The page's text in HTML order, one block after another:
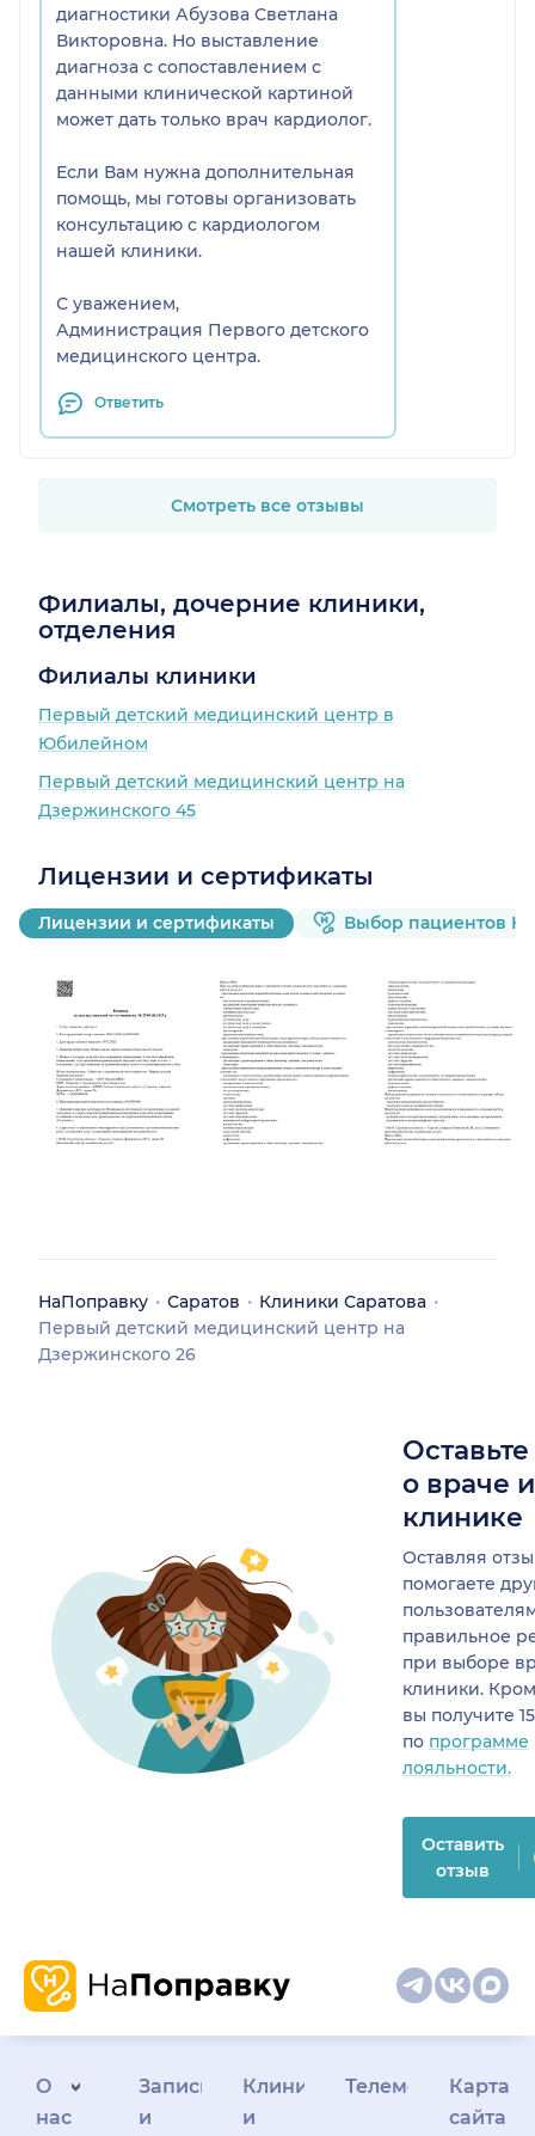
диагностики Абузова Светлана
Викторовна. Но выставление
диагноза с сопоставлением с
данными клинической картиной
может дать только врач кардиолог.
Если Вам нужна дополнительная
помощь, мы готовы организовать
консультацию с кардиологом
нашей клиники.
С уважением,
Администрация Первого детского
медицинского центра.
Ответить
Смотреть все отзывы
Филиалы, дочерние клиники,
отделения
Филиалы клиники
Первый детский медицинский центр в
Юбилейном
Первый детский медицинский центр на
Дзержинского 45
Лицензии и сертификаты
Лицензии и сертификаты Выбор пациентов
НаПоправку Саратов
Клиники Саратова
Первый детский медицинский центр на
Дзержинского 26
о враче
клинике
Оставляя
помогаете
правильное
при выборе
клиники.
вы получите
по программе
лояльности.
Оставить
отзыв
О
нас
Запись
и
Клиникам
и
Телемедицина
Карта
сайта